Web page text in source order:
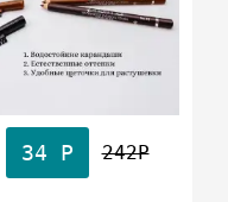
34 Р 242Р